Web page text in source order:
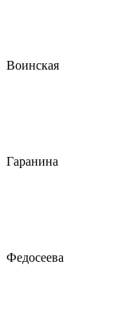
Воинская
Гаранина
Федосеева